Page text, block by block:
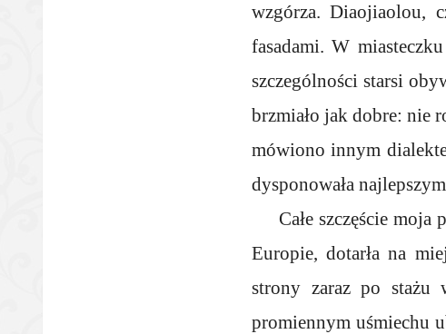
wzgórza. Diaojiaolou,
fasadami. W
szczególności starsi
brzmiało jak dobre: nie
mówiono innym
dysponowała
Całe szczęście
Europie, dotarła na
strony zaraz po stażu
promiennym uśmiechu